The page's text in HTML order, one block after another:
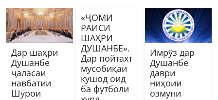
Дар шаҳри
Душанбе
ҷаласаи
навбатии
Шӯрои
«ҶОМИ
РАИСИ
ШАҲРИ
ДУШАНБЕ».
Дар пойтахт
мусобиқаи
кушод оид
ба футболи
Имрӯз дар
Душанбе
даври
ниҳоии
озмуни